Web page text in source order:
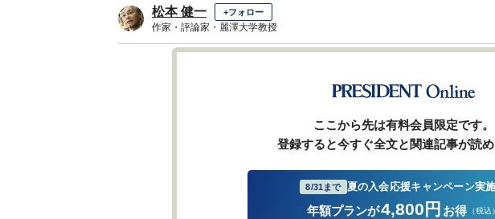
松本 健一 +フォロー
作家・評論家・麗澤大学教授
ここから先は有料会員限定です。
登録すると今すぐ全文と関連記事が読め
8/31まで 夏の入会応援キャンペーン実
年額プランが4,800円 お得 （税込）